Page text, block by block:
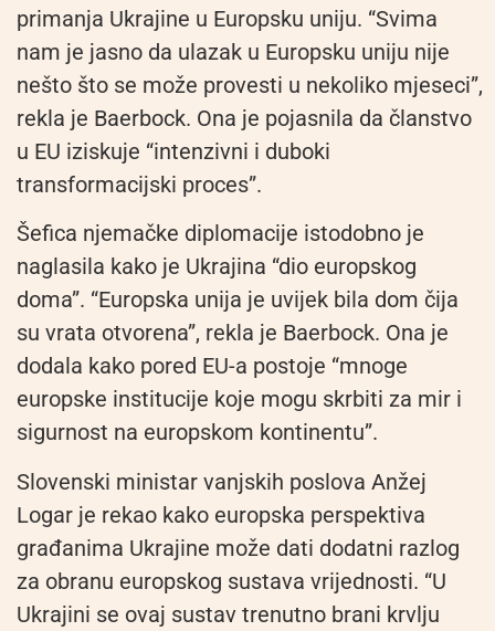
primanja Ukrajine u Europsku uniju. “Svima
nam je jasno da ulazak u Europsku uniju nije
nešto što se može provesti u nekoliko mjeseci”,
rekla je Baerbock. Ona je pojasnila da članstvo
u EU iziskuje “intenzivni i duboki
transformacijski proces”.
Šefica njemačke diplomacije istodobno je
naglasila kako je Ukrajina “dio europskog
doma”. “Europska unija je uvijek bila dom čija
su vrata otvorena”, rekla je Baerbock. Ona je
dodala kako pored EU-a postoje “mnoge
europske institucije koje mogu skrbiti za mir i
sigurnost na europskom kontinentu”.
Slovenski ministar vanjskih poslova Anžej
Logar je rekao kako europska perspektiva
građanima Ukrajine može dati dodatni razlog
za obranu europskog sustava vrijednosti. “U
Ukrajini se ovaj sustav trenutno brani krvlju